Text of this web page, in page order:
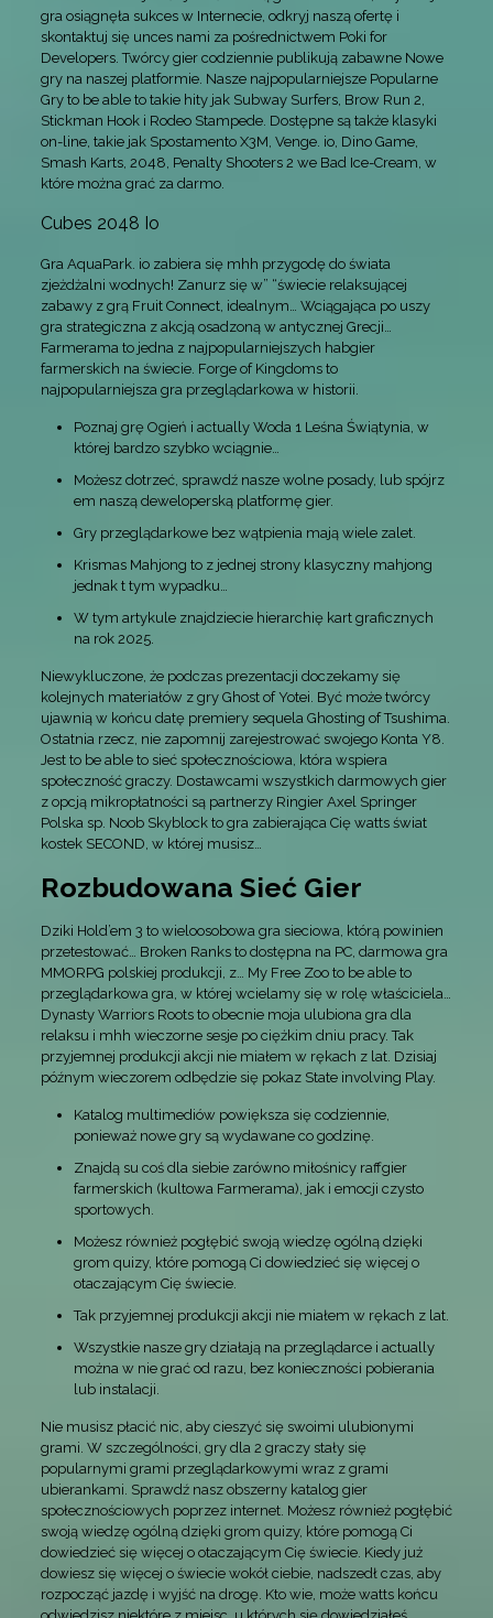
gra osiągnęła sukces w Internecie, odkryj naszą ofertę i
skontaktuj się unces nami za pośrednictwem Poki for
Developers. Twórcy gier codziennie publikują zabawne Nowe
gry na naszej platformie. Nasze najpopularniejsze Popularne
Gry to be able to takie hity jak Subway Surfers, Brow Run 2,
Stickman Hook i Rodeo Stampede. Dostępne są także klasyki
on-line, takie jak Spostamento X3M, Venge. io, Dino Game,
Smash Karts, 2048, Penalty Shooters 2 we Bad Ice-Cream, w
które można grać za darmo.
Cubes 2048 Io
Gra AquaPark. io zabiera się mhh przygodę do świata
zjeżdżalni wodnych! Zanurz się w” “świecie relaksującej
zabawy z grą Fruit Connect, idealnym… Wciągająca po uszy
gra strategiczna z akcją osadzoną w antycznej Grecji…
Farmerama to jedna z najpopularniejszych habgier
farmerskich na świecie. Forge of Kingdoms to
najpopularniejsza gra przeglądarkowa w historii.
Poznaj grę Ogień i actually Woda 1 Leśna Świątynia, w
której bardzo szybko wciągnie…
Możesz dotrzeć, sprawdź nasze wolne posady, lub spójrz
em naszą deweloperską platformę gier.
Gry przeglądarkowe bez wątpienia mają wiele zalet.
Krismas Mahjong to z jednej strony klasyczny mahjong
jednak t tym wypadku…
W tym artykule znajdziecie hierarchię kart graficznych
na rok 2025.
Niewykluczone, że podczas prezentacji doczekamy się
kolejnych materiałów z gry Ghost of Yotei. Być może twórcy
ujawnią w końcu datę premiery sequela Ghosting of Tsushima.
Ostatnia rzecz, nie zapomnij zarejestrować swojego Konta Y8.
Jest to be able to sieć społecznościowa, która wspiera
społeczność graczy. Dostawcami wszystkich darmowych gier
z opcją mikropłatności są partnerzy Ringier Axel Springer
Polska sp. Noob Skyblock to gra zabierająca Cię watts świat
kostek SECOND, w której musisz…
Rozbudowana Sieć Gier
Dziki Hold’em 3 to wieloosobowa gra sieciowa, którą powinien
przetestować… Broken Ranks to dostępna na PC, darmowa gra
MMORPG polskiej produkcji, z… My Free Zoo to be able to
przeglądarkowa gra, w której wcielamy się w rolę właściciela…
Dynasty Warriors Roots to obecnie moja ulubiona gra dla
relaksu i mhh wieczorne sesje po ciężkim dniu pracy. Tak
przyjemnej produkcji akcji nie miałem w rękach z lat. Dzisiaj
późnym wieczorem odbędzie się pokaz State involving Play.
Katalog multimediów powiększa się codziennie,
ponieważ nowe gry są wydawane co godzinę.
Znajdą su coś dla siebie zarówno miłośnicy raffgier
farmerskich (kultowa Farmerama), jak i emocji czysto
sportowych.
Możesz również pogłębić swoją wiedzę ogólną dzięki
grom quizy, które pomogą Ci dowiedzieć się więcej o
otaczającym Cię świecie.
Tak przyjemnej produkcji akcji nie miałem w rękach z lat.
Wszystkie nasze gry działają na przeglądarce i actually
można w nie grać od razu, bez konieczności pobierania
lub instalacji.
Nie musisz płacić nic, aby cieszyć się swoimi ulubionymi
grami. W szczególności, gry dla 2 graczy stały się
popularnymi grami przeglądarkowymi wraz z grami
ubierankami. Sprawdź nasz obszerny katalog gier
społecznościowych poprzez internet. Możesz również pogłębić
swoją wiedzę ogólną dzięki grom quizy, które pomogą Ci
dowiedzieć się więcej o otaczającym Cię świecie. Kiedy już
dowiesz się więcej o świecie wokół ciebie, nadszedł czas, aby
rozpocząć jazdę i wyjść na drogę. Kto wie, może watts końcu